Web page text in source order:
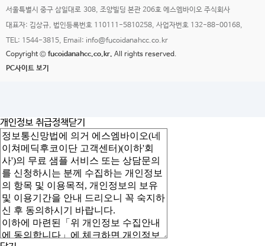
서울특별시 중구 삼일대로 308, 조양빌딩 본관 206호 에스엠바이오 주식회사
대표자: 김상규, 법인등록번호 110111-5810258, 사업자번호 132-88-00168,
TEL: 1544-3815, Email: info@fucoidanahcc.co.kr
Copyright © fucoidanahcc.co.kr. All rights reserved.
PC사이트 보기
개인정보 취급정책닫기